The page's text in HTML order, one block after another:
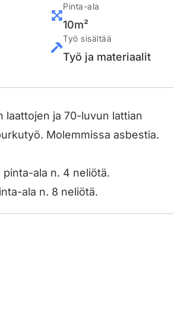
Pinta-ala
10m²
Työ sisältää
Työ ja materiaalit
laattojen ja 70-luvun lattian
Molemmissa asbestia.
pinta-ala n. 4 neliötä.
ala n. 8 neliötä.